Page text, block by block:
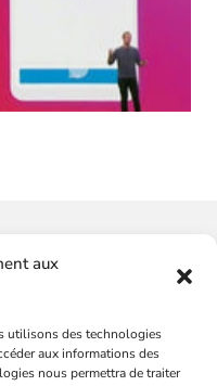
aux
utilisons des technologies
aux informations des
nous permettra de traiter
SERVICES
de marques
avoir plus
?
NOUS